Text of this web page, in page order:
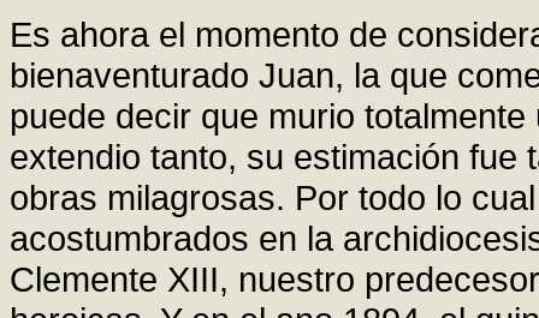
Es ahora el momento de
bienaventurado Juan, la que
puede decir que murio
extendio tanto, su estimación fue
obras milagrosas. Por todo lo
acostumbrados en la
Clemente XIII, nuestro